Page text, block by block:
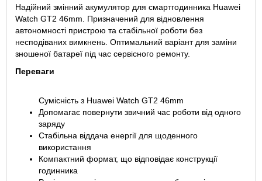
Надійний змінний акумулятор для смартгодинника Huawei
Watch GT2 46mm. Призначений для відновлення
автономності пристрою та стабільної роботи без
несподіваних вимкнень. Оптимальний варіант для заміни
зношеної батареї під час сервісного ремонту.
Переваги
Сумісність з Huawei Watch GT2 46mm
Допомагає повернути звичний час роботи від одного
заряду
Стабільна віддача енергії для щоденного
використання
Компактний формат, що відповідає конструкції
годинника